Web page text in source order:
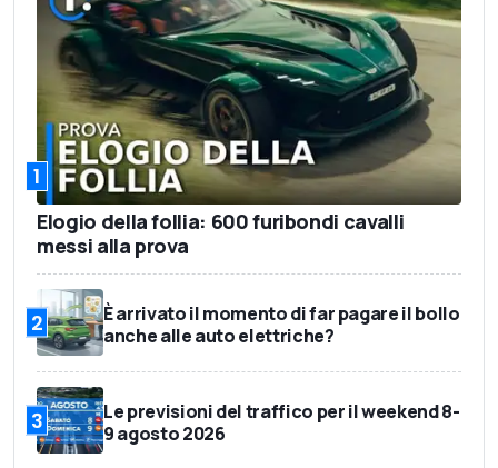
1
Elogio della follia: 600 furibondi cavalli
messi alla prova
2
È arrivato il momento di far pagare il bollo
anche alle auto elettriche?
3
Le previsioni del traffico per il weekend 8-
9 agosto 2026